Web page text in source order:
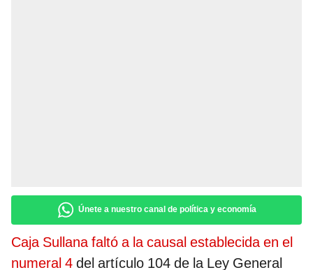
Únete a nuestro canal de política y economía
Caja Sullana faltó a la causal establecida en el
numeral 4 del artículo 104 de la Ley General